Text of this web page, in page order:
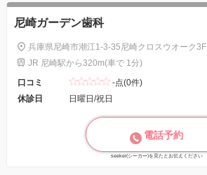
尼崎ガーデン歯科
兵庫県尼崎市潮江1-3-35尼崎クロスウオーク3F
JR 尼崎駅から320m(車で 1分)
口コミ
-点(0件)
休診日
日曜日/祝日
電話予約
seeker(シーカー)を見たとお伝えください